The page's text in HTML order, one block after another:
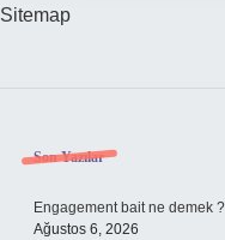
Sitemap
Sidebar
Son Yazılar
Engagement bait ne demek ?
Ağustos 6, 2026